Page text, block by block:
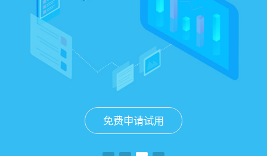
免费申请试用
免费申请试用
免费申请试用
免费申请试用